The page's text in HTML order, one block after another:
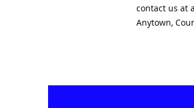
contact us at
Anytown,